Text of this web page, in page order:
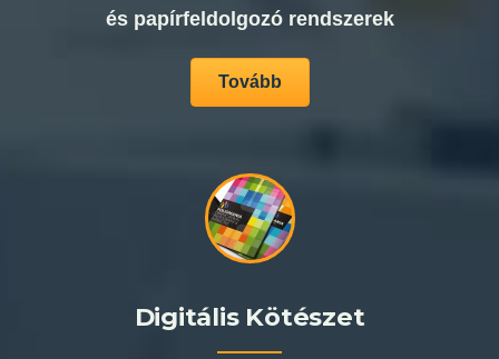
és papírfeldolgozó rendszerek
Tovább
Digitális Kötészet